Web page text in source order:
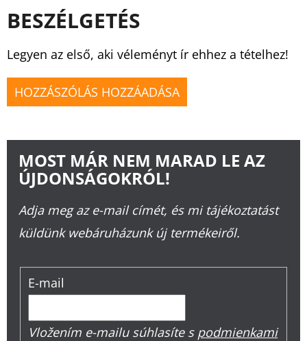
BESZÉLGETÉS
Legyen az első, aki véleményt ír ehhez a tételhez!
HOZZÁSZÓLÁS HOZZÁADÁSA
MOST MÁR NEM MARAD LE AZ
ÚJDONSÁGOKRÓL!
Adja meg az e-mail címét, és mi tájékoztatást
küldünk webáruházunk új termékeiről.
E-mail
Vložením e-mailu súhlasíte s podmienkami